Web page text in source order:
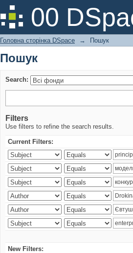
00
Пошук
Головна сторінка DSpace → Пошук
Пошук
Search:
Filters
Use filters to refine the search results.
Current Filters:
New Filters: